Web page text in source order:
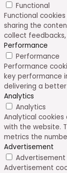
Functional
Functional
sharing the
collect
Performance
Performance
Performance
key performance
delivering a
Analytics
Analytics
Analytical
with the website.
metrics the
Advertisement
Advertisement
Advertisement